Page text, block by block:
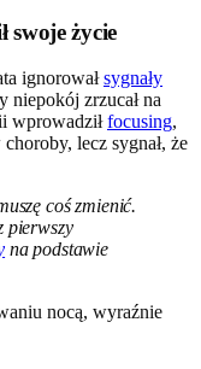
swoje życie
ignorowałsygnały
niepokój zrzucał na
wprowadziłfocusing,
lecz sygnał, że
coś zmienić.
pierwszy
na podstawie